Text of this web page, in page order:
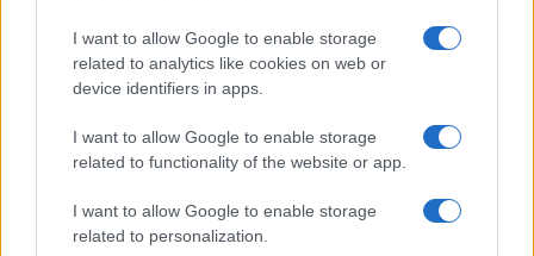
I want to allow Google to enable storage
related to analytics like cookies on web or
device identifiers in apps.
I want to allow Google to enable storage
related to functionality of the website or app.
I want to allow Google to enable storage
related to personalization.
RECETAS